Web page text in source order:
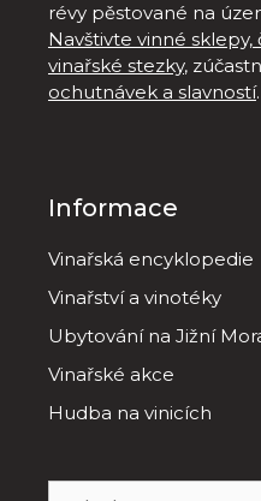
révy pěstované na
Navštivte vinné sklepy,
vinařské stezky,
ochutnávek a slavností.
Informace
Vinařská encyklopedie
Vinařství a vinotéky
Ubytování na Jižní
Vinařské akce
Hudba na vinicích